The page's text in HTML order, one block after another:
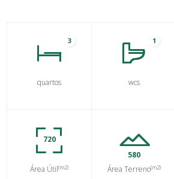
3
quartos
1
wcs
720
Área Útil(m2)
580
Área Terreno(m2)